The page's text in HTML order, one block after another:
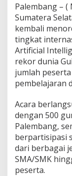
Palembang –
Sumatera
kembali
tingkat
Artificial
rekor dunia
jumlah
pembelajaran
Acara
dengan 500
Palembang,
berpartisipasi
dari berbagai
SMA/SMK
peserta.